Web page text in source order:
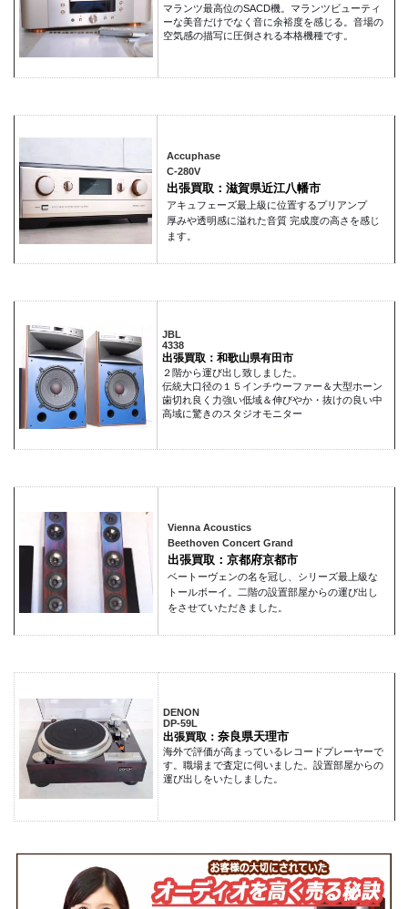
マランツ最高位のSACD機。マランツビューティ
ーな美音だけでなく音に余裕度を感じる。音場の
空気感の描写に圧倒される本格機種です。
Accuphase
C-280V
出張買取：滋賀県近江八幡市
アキュフェーズ最上級に位置するプリアンプ
厚みや透明感に溢れた音質 完成度の高さを感じ
ます。
JBL
4338
出張買取：和歌山県有田市
２階から運び出し致しました。
伝統大口径の１５インチウーファー＆大型ホーン
歯切れ良く力強い低域＆伸びやか・抜けの良い中
高域に驚きのスタジオモニター
Vienna Acoustics
Beethoven Concert Grand
出張買取：京都府京都市
ベートーヴェンの名を冠し、シリーズ最上級な
トールボーイ。二階の設置部屋からの運び出し
をさせていただきました。
DENON
DP-59L
出張買取： 奈良県天理市
海外で評価が高まっているレコードプレーヤーで
す。職場まで査定に伺いました。設置部屋からの
運び出しをいたしました。